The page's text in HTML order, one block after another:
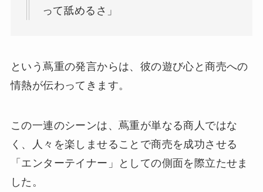
って舐めるさ」
という蔦重の発言からは、彼の遊び心と商売への
情熱が伝わってきます。
この一連のシーンは、蔦重が単なる商人ではな
く、人々を楽しませることで商売を成功させる
「エンターテイナー」としての側面を際立たせま
した。